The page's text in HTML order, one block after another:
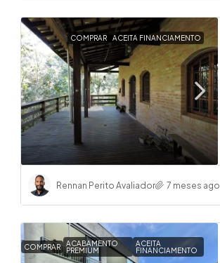
COMPRAR ACEITA FINANCIAMENTO
Rennan Perito Avaliador 7 meses ago
COMPRAR
ACABAMENTO
PREMIUM
ACEITA
FINANCIAMENTO